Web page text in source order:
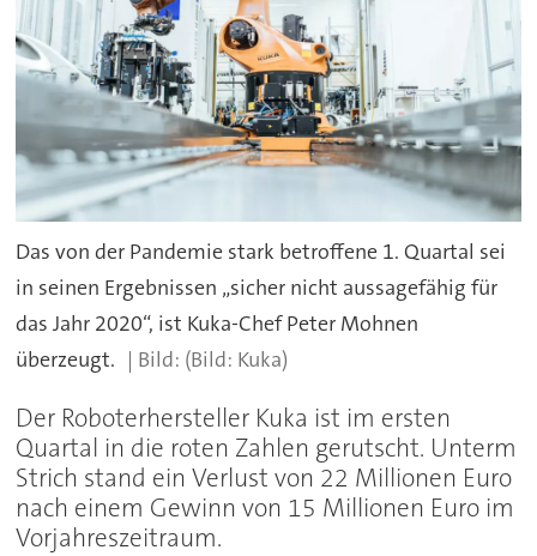
Das von der Pandemie stark betroffene 1. Quartal sei
in seinen Ergebnissen „sicher nicht aussagefähig für
das Jahr 2020“, ist Kuka-Chef Peter Mohnen
überzeugt.
(Bild: Kuka)
Der Roboterhersteller Kuka ist im ersten
Quartal in die roten Zahlen gerutscht. Unterm
Strich stand ein Verlust von 22 Millionen Euro
nach einem Gewinn von 15 Millionen Euro im
Vorjahreszeitraum.